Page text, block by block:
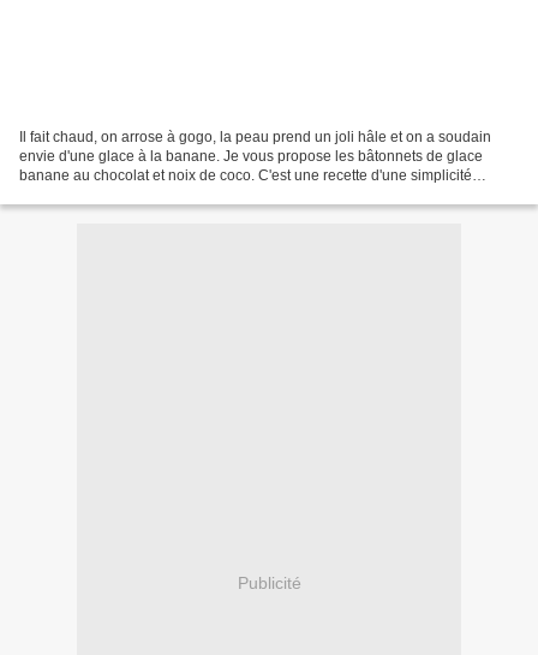
Il fait chaud, on arrose à gogo, la peau prend un joli hâle et on a soudain
envie d'une glace à la banane. Je vous propose les bâtonnets de glace
banane au chocolat et noix de coco. C'est une recette d'une simplicité
Publicité